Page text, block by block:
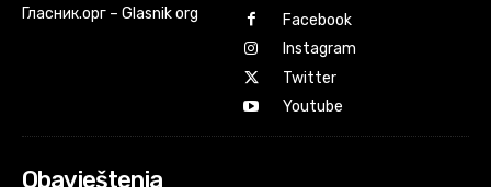
Гласник.орг – Glasnik org
Facebook
Instagram
Twitter
Youtube
Obavještenja